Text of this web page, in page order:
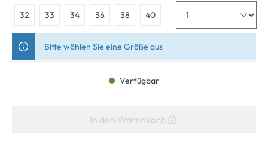
32 33 34 36 38 40
Bitte wählen Sie eine Größe aus
Verfügbar
In den Warenkorb